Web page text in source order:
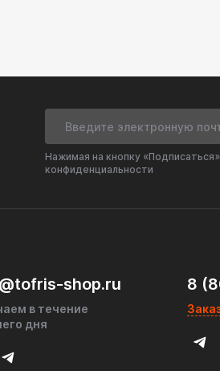
жизнь глушителю и резонатору.
за частый ремонт!
#ТюнингАвто
Нажимая на кнопку
конфиденциальности
shop.ru
в течение
дня
8